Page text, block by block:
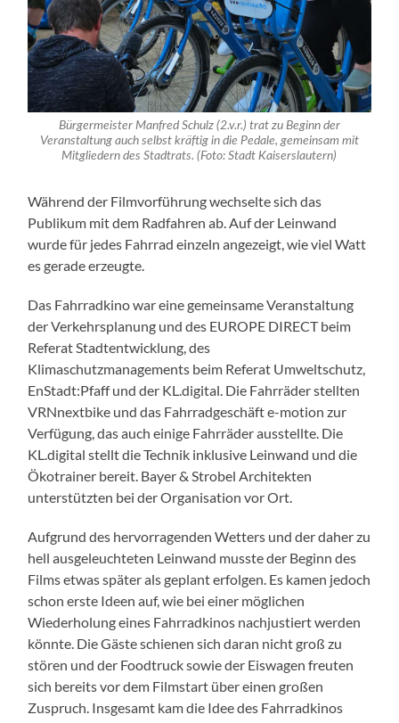
Bürgermeister Manfred Schulz (2.v.r.) trat zu Beginn der
Veranstaltung auch selbst kräftig in die Pedale, gemeinsam mit
Mitgliedern des Stadtrats. (Foto: Stadt Kaiserslautern)
Während der Filmvorführung wechselte sich das
Publikum mit dem Radfahren ab. Auf der Leinwand
wurde für jedes Fahrrad einzeln angezeigt, wie viel Watt
es gerade erzeugte.
Das Fahrradkino war eine gemeinsame Veranstaltung
der Verkehrsplanung und des EUROPE DIRECT beim
Referat Stadtentwicklung, des
Klimaschutzmanagements beim Referat Umweltschutz,
EnStadt:Pfaff und der KL.digital. Die Fahrräder stellten
VRNnextbike und das Fahrradgeschäft e-motion zur
Verfügung, das auch einige Fahrräder ausstellte. Die
KL.digital stellt die Technik inklusive Leinwand und die
Ökotrainer bereit. Bayer & Strobel Architekten
unterstützten bei der Organisation vor Ort.
Aufgrund des hervorragenden Wetters und der daher zu
hell ausgeleuchteten Leinwand musste der Beginn des
Films etwas später als geplant erfolgen. Es kamen jedoch
schon erste Ideen auf, wie bei einer möglichen
Wiederholung eines Fahrradkinos nachjustiert werden
könnte. Die Gäste schienen sich daran nicht groß zu
stören und der Foodtruck sowie der Eiswagen freuten
sich bereits vor dem Filmstart über einen großen
Zuspruch. Insgesamt kam die Idee des Fahrradkinos